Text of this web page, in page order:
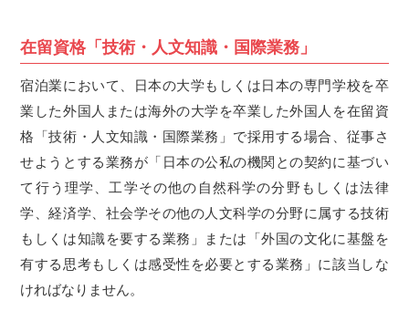
在留資格「技術・人文知識・国際業務」
宿泊業において、日本の大学もしくは日本の専門学校を卒
業した外国人または海外の大学を卒業した外国人を在留資
格「技術・人文知識・国際業務」で採用する場合、従事さ
せようとする業務が「日本の公私の機関との契約に基づい
て行う理学、工学その他の自然科学の分野もしくは法律
学、経済学、社会学その他の人文科学の分野に属する技術
もしくは知識を要する業務」または「外国の文化に基盤を
有する思考もしくは感受性を必要とする業務」に該当しな
ければなりません。